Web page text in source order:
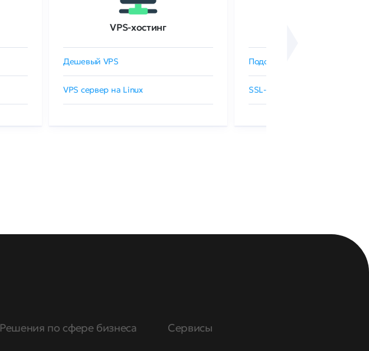
VPS-хостинг
Дешевый VPS
VPS сервер на Linux
Подобрать SSL-сертификат
SSL-сертификаты GlobalSign
Решения по сфере бизнеса Сервисы